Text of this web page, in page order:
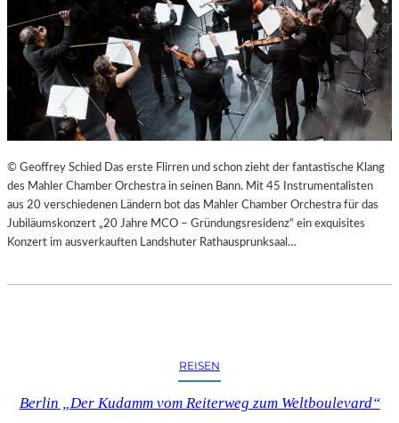
© Geoffrey Schied Das erste Flirren und schon zieht der fantastische Klang
des Mahler Chamber Orchestra in seinen Bann. Mit 45 Instrumentalisten
aus 20 verschiedenen Ländern bot das Mahler Chamber Orchestra für das
Jubiläumskonzert „20 Jahre MCO – Gründungsresidenz“ ein exquisites
Konzert im ausverkauften Landshuter Rathausprunksaal…
REISEN
Berlin „Der Kudamm vom Reiterweg zum Weltboulevard“